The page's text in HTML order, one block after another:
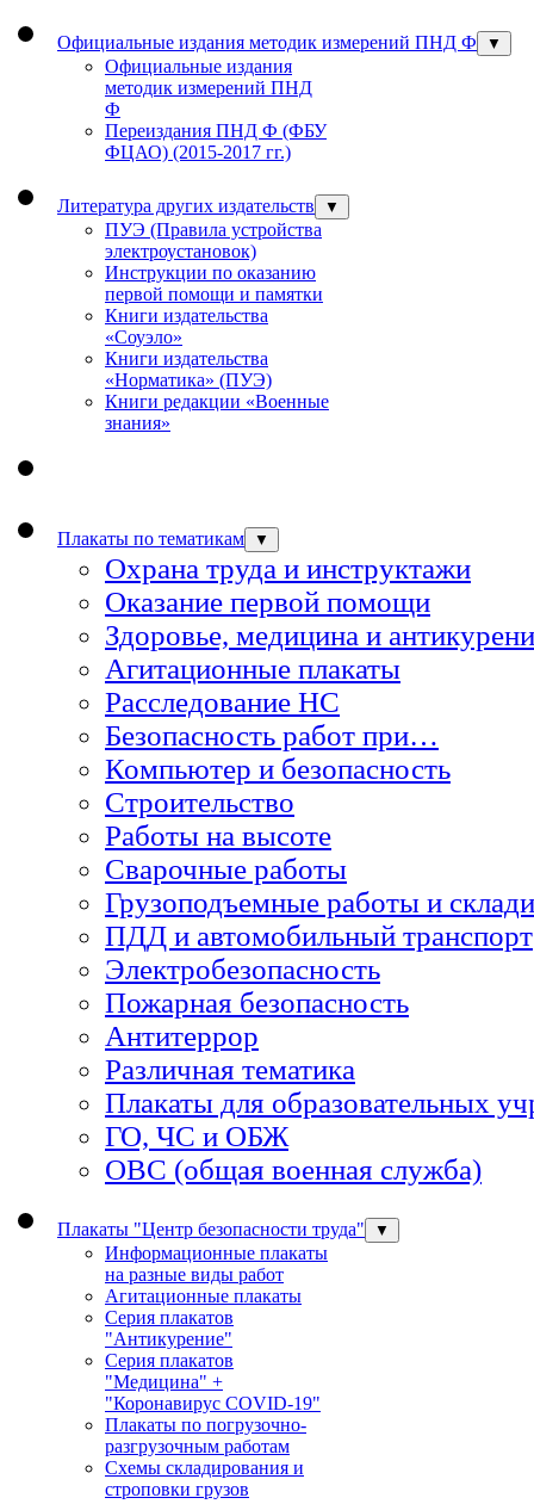
Официальные издания методик измерений ПНД Ф ▼
Официальные издания
методик измерений ПНД
Ф
Переиздания ПНД Ф (ФБУ
ФЦАО) (2015-2017 гг.)
Литература других издательств ▼
ПУЭ (Правила устройства
электроустановок)
Инструкции по оказанию
первой помощи и памятки
Книги издательства
«Соуэло»
Книги издательства
«Норматика» (ПУЭ)
Книги редакции «Военные
знания»
Плакаты по тематикам ▼
Охрана труда и инструктажи
Оказание первой помощи
Здоровье, медицина и
Агитационные плакаты
Расследование НС
Безопасность работ при…
Компьютер и безопасность
Строительство
Работы на высоте
Сварочные работы
Грузоподъемные работы и
ПДД и автомобильный транспорт
Электробезопасность
Пожарная безопасность
Антитеррор
Различная тематика
Плакаты для образовательных
ГО, ЧС и ОБЖ
ОВС (общая военная служба)
Плакаты "Центр безопасности труда" ▼
Информационные плакаты
на разные виды работ
Агитационные плакаты
Серия плакатов
"Антикурение"
Серия плакатов
"Медицина" +
"Коронавирус COVID-19"
Плакаты по погрузочно-
разгрузочным работам
Схемы складирования и
строповки грузов